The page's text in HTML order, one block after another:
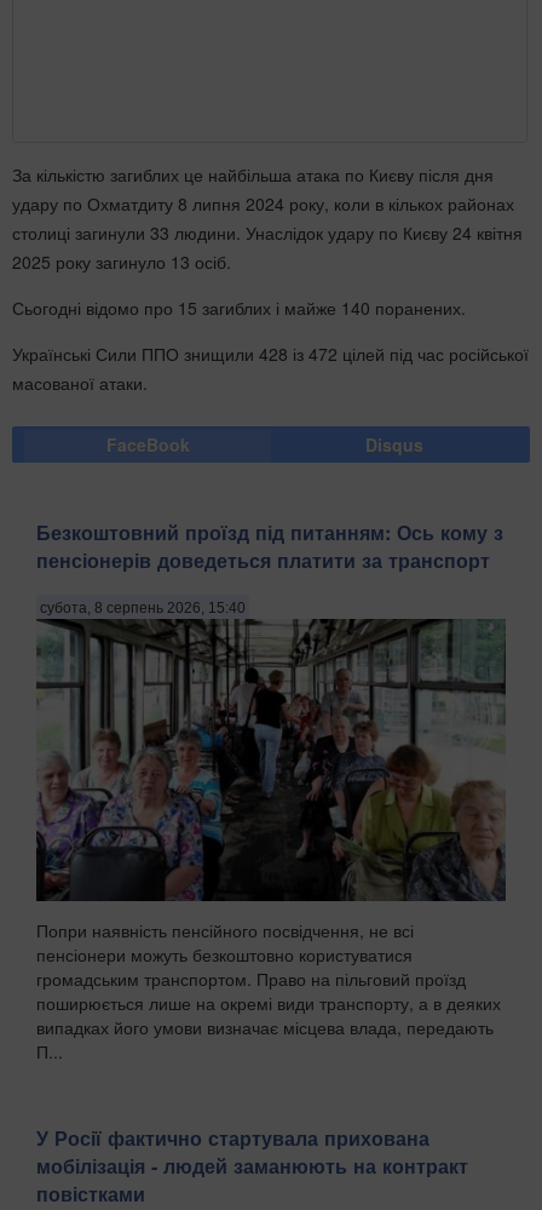
За кількістю загиблих це найбільша атака по Києву після дня
удару по Охматдиту 8 липня 2024 року, коли в кількох районах
столиці загинули 33 людини. Унаслідок удару по Києву 24 квітня
2025 року загинуло 13 осіб.
Сьогодні відомо про 15 загиблих і майже 140 поранених.
Українські Сили ППО знищили 428 із 472 цілей під час російської
масованої атаки.
FaceBook Disqus
Безкоштовний проїзд під питанням: Ось кому з
пенсіонерів доведеться платити за транспорт
субота, 8 серпень 2026, 15:40
Попри наявність пенсійного посвідчення, не всі
пенсіонери можуть безкоштовно користуватися
громадським транспортом. Право на пільговий проїзд
поширюється лише на окремі види транспорту, а в деяких
випадках його умови визначає місцева влада, передають
П...
У Росії фактично стартувала прихована
мобілізація - людей заманюють на контракт
повістками